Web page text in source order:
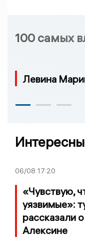
100 самых
Левина
06/08 17:20
«Чувствую,
уязвимые»:
рассказали
Алексине